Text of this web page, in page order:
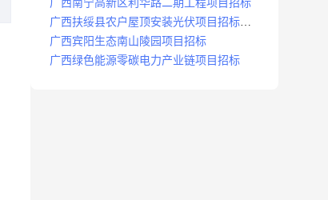
广西南宁高新区利华路二期工程项目招标
广西扶绥县农户屋顶安装光伏项目招标公
告
广西宾阳生态南山陵园项目招标
广西绿色能源零碳电力产业链项目招标